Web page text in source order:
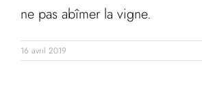
ne pas abîmer la vigne.
16 avril 2019